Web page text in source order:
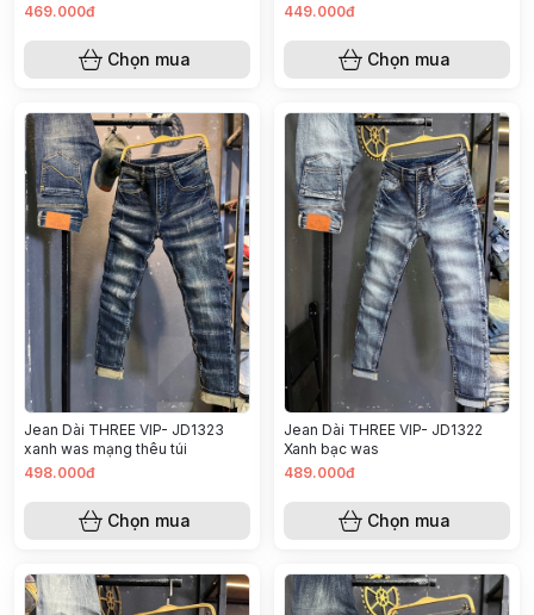
469.000đ
Chọn mua
449.000đ
Chọn mua
Jean Dài THREE VIP- JD1323
xanh was mạng thêu túi
498.000đ
Chọn mua
Jean Dài THREE VIP- JD1322
Xanh bạc was
489.000đ
Chọn mua